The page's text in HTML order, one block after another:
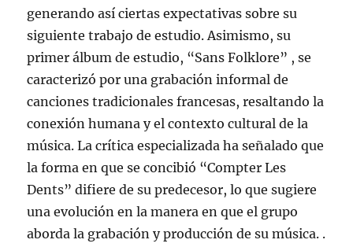
generando así ciertas expectativas sobre su
siguiente trabajo de estudio. Asimismo, su
primer álbum de estudio, “Sans Folklore” , se
caracterizó por una grabación informal de
canciones tradicionales francesas, resaltando la
conexión humana y el contexto cultural de la
música. La crítica especializada ha señalado que
la forma en que se concibió “Compter Les
Dents” difiere de su predecesor, lo que sugiere
una evolución en la manera en que el grupo
aborda la grabación y producción de su música. .